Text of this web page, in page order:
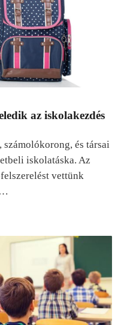
az iskolakezdés
és társai
iskolatáska. Az
vettünk